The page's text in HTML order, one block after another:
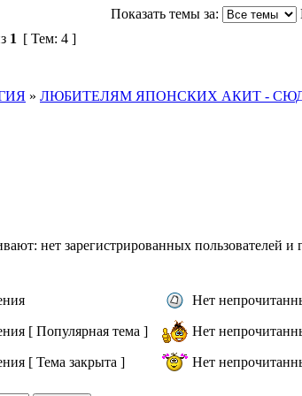
Показать темы за:
1 [ Тем: 4 ]
» ЛЮБИТЕЛЯМ ЯПОНСКИХ АКИТ -
нет зарегистрированных пользователей и
Нет
[ Популярная тема ] Нет
[ Тема закрыта ] Нет